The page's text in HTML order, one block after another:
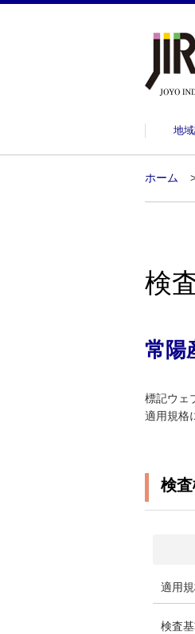
地
ホーム
検
常陽
標記ウェ
適用規格
検
適用
検査